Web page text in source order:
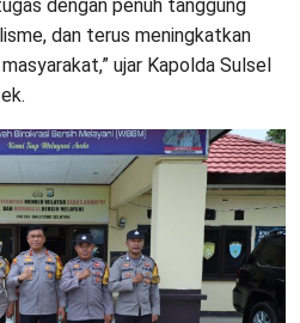
dengan penuh tanggung
dan terus meningkatkan
ujar Kapolda Sulsel